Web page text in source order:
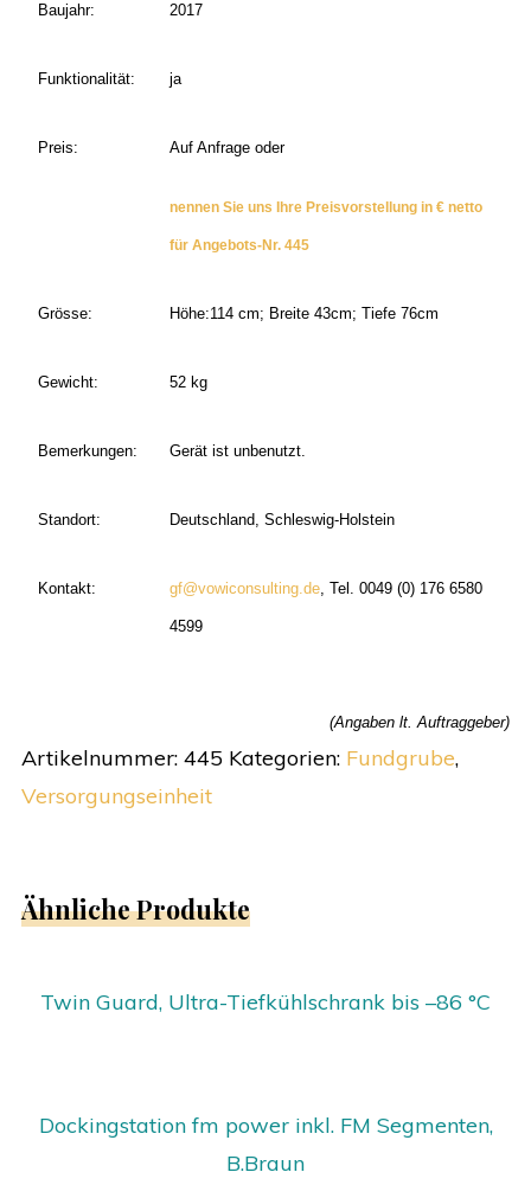
Baujahr: 2017
Funktionalität: ja
Preis: Auf Anfrage oder
nennen Sie uns Ihre Preisvorstellung in € netto
für Angebots-Nr. 445
Grösse: Höhe:114 cm; Breite 43cm; Tiefe 76cm
Gewicht: 52 kg
Bemerkungen: Gerät ist unbenutzt.
Standort: Deutschland, Schleswig-Holstein
Kontakt: gf@vowiconsulting.de, Tel. 0049 (0) 176 6580
4599
(Angaben lt. Auftraggeber)
Artikelnummer: 445 Kategorien: Fundgrube,
Versorgungseinheit
Ähnliche Produkte
Twin Guard, Ultra-Tiefkühlschrank bis –86 °C
Dockingstation fm power inkl. FM Segmenten,
B.Braun